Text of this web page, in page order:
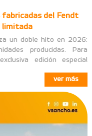
fabricadas del Fendt
limitada
un doble hito en 2026:
producidas. Para
edición especial
ver más